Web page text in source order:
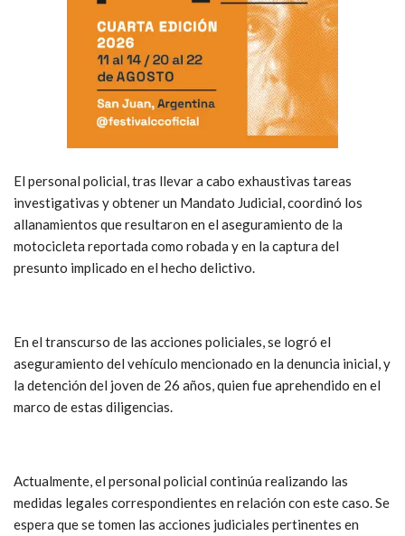
El personal policial, tras llevar a cabo exhaustivas tareas
investigativas y obtener un Mandato Judicial, coordinó los
allanamientos que resultaron en el aseguramiento de la
motocicleta reportada como robada y en la captura del
presunto implicado en el hecho delictivo.
En el transcurso de las acciones policiales, se logró el
aseguramiento del vehículo mencionado en la denuncia inicial, y
la detención del joven de 26 años, quien fue aprehendido en el
marco de estas diligencias.
Actualmente, el personal policial continúa realizando las
medidas legales correspondientes en relación con este caso. Se
espera que se tomen las acciones judiciales pertinentes en